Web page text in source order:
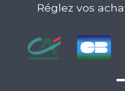
Réglez vos